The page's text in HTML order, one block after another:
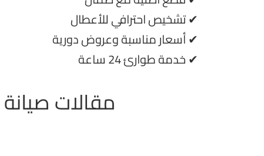
✔ تشخيص احترافي للأعطال
✔ أسعار مناسبة وعروض دورية
✔ خدمة طوارئ 24 ساعة
مقالات